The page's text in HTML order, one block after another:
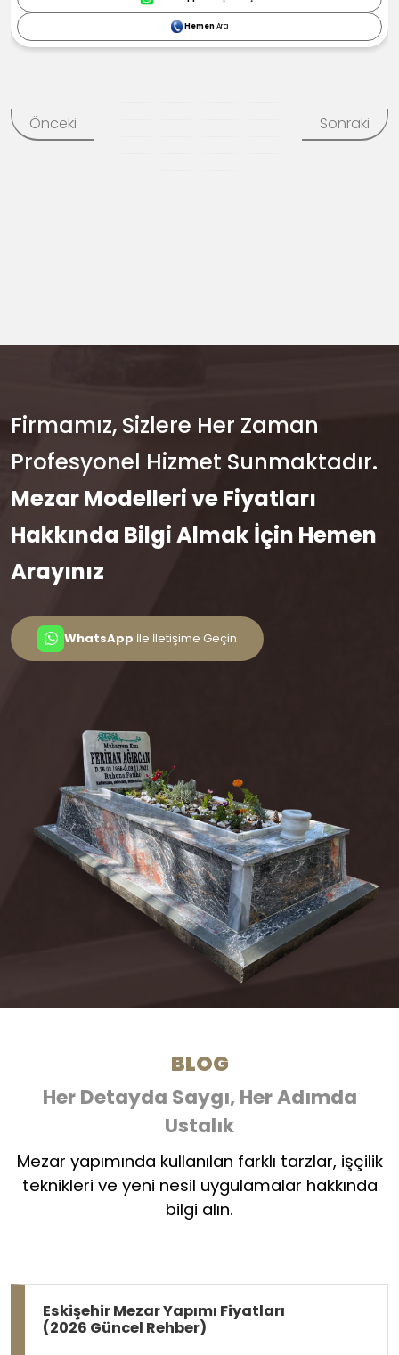
HemenAra
Önceki Sonraki
Firmamız, Sizlere Her Zaman
Profesyonel Hizmet Sunmaktadır.
Mezar Modelleri ve Fiyatları
Hakkında Bilgi Almak İçin Hemen
Arayınız
WhatsApp İle İletişime Geçin
BLOG
Her Detayda Saygı, Her Adımda
Ustalık
Mezar yapımında kullanılan farklı tarzlar, işçilik
teknikleri ve yeni nesil uygulamalar hakkında
bilgi alın.
Eskişehir Mezar Yapımı Fiyatları
(2026 Güncel Rehber)